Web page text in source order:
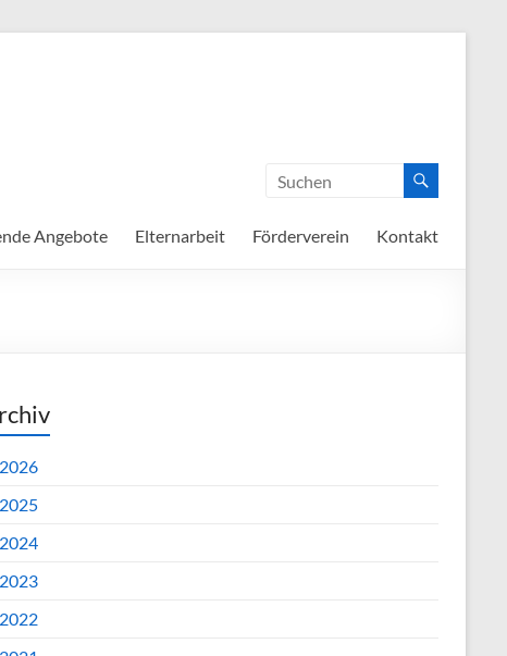
Angebote Elternarbeit Förderverein Kontakt
2026
2025
2024
2023
2022